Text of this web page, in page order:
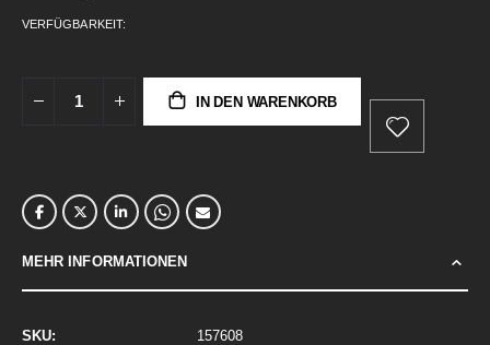
VERFÜGBARKEIT:
IN DEN WARENKORB
MEHR INFORMATIONEN
Mehr
157608